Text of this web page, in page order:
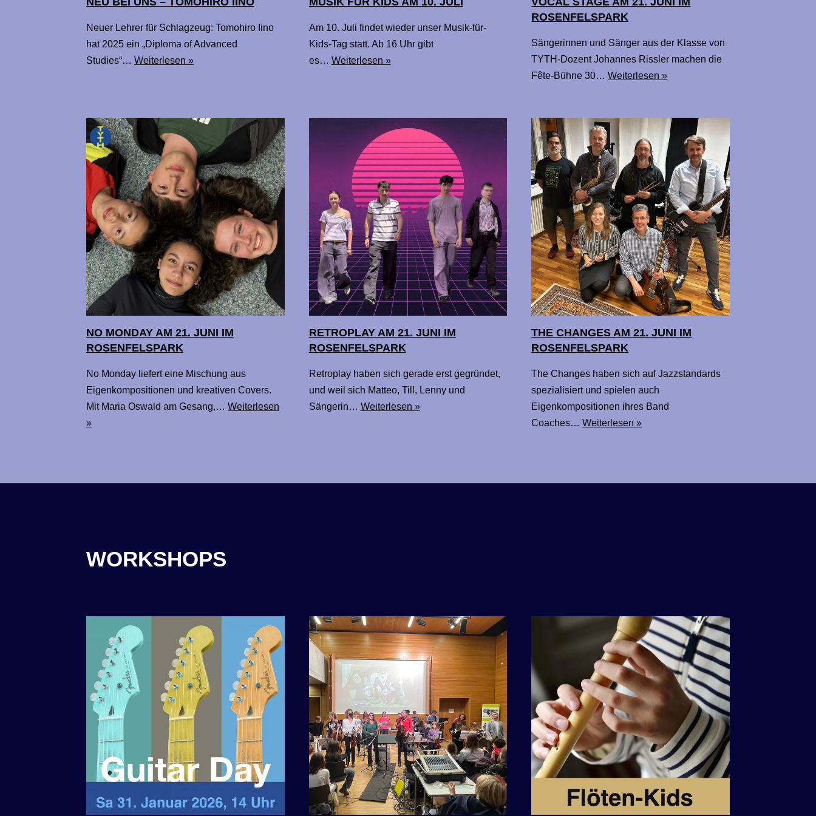
Neuer Lehrer für Schlagzeug: ­Tomohiro Iino
hat 2025 ein „Diploma of Advanced
Studies“… Weiterlesen »
Am 10. Juli findet wieder unser Musik-für-
Kids-Tag statt. Ab 16 Uhr gibt
es… Weiterlesen »
ROSENFELSPARK
Sängerinnen und Sänger aus der Klasse von
TYTH-Dozent Johannes Rissler machen die
Fête-Bühne 30…Weiterlesen »
NO MONDAY AM 21. JUNI IM
ROSENFELSPARK
No Monday liefert eine Mischung aus
Eigenkompositionen und kreativen Covers.
Mit Maria Oswald am Gesang,… Weiterlesen
»
RETROPLAY AM 21. JUNI IM
ROSENFELSPARK
Retroplay haben sich gerade erst gegründet,
und weil sich Matteo, Till, Lenny und
Sängerin… Weiterlesen »
THE CHANGES AM 21. JUNI IM
ROSENFELSPARK
The Changes haben sich auf Jazzstandards
spezialisiert und spielen auch
Eigenkompositionen ihres Band
Coaches…Weiterlesen »
WORKSHOPS